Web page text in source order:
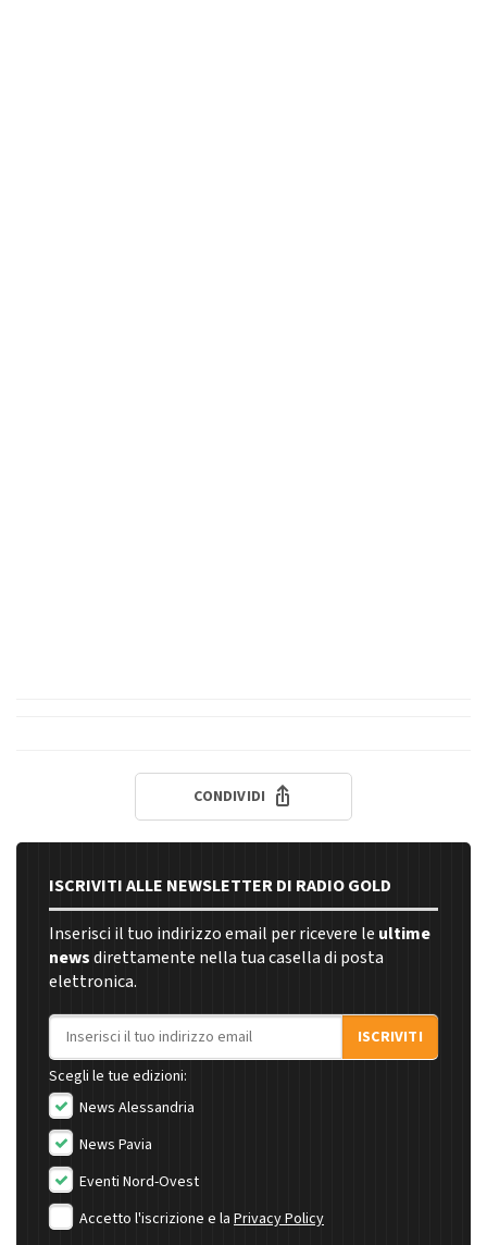
CONDIVIDI
ISCRIVITI ALLE NEWSLETTER DI RADIO GOLD
Inserisci il tuo indirizzo email per ricevere le ultime
newsdirettamente nella tua casella di posta
elettronica.
Indirizzo email
ISCRIVITI
Scegli le tue edizioni:
News Alessandria
News Pavia
Eventi Nord-Ovest
Accetto l'iscrizione e la Privacy Policy